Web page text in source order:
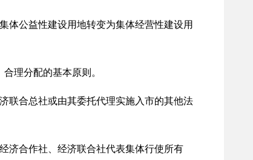
公益性建设用地转变为集体经营性建设用
理分配的基本原则。
合总社或由其委托代理实施入市的其他法
合作社、经济联合社代表集体行使所有